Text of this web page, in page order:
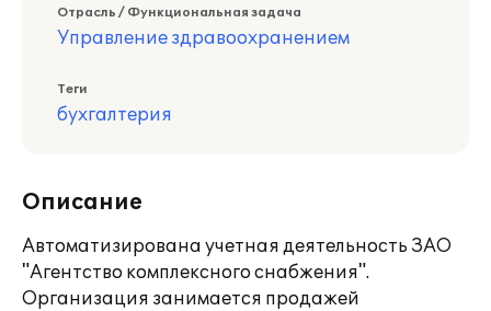
Отрасль / Функциональная задача
Управление здравоохранением
Теги
бухгалтерия
Описание
Автоматизирована учетная деятельность ЗАО
"Агентство комплексного снабжения".
Организация занимается продажей